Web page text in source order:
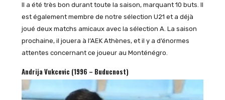
Il a été très bon durant toute la saison, marquant 10 buts. Il
est également membre de notre sélection U21 et a déjà
joué deux matchs amicaux avec la sélection A. La saison
prochaine, il jouera à l’AEK Athènes, et il y a d’énormes
attentes concernant ce joueur au Monténégro.
Andrija Vukcevic (1996 – Buducnost)